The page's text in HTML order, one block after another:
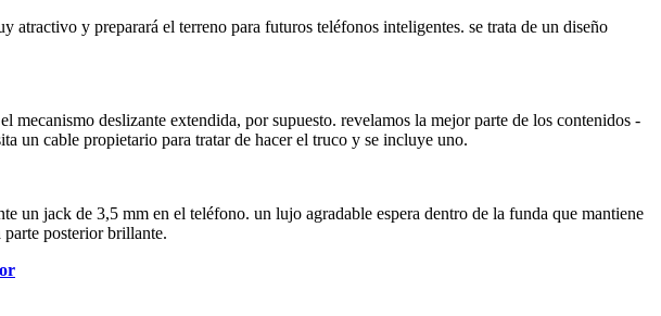
y preparará el terreno para futuros teléfonos inteligentes. se trata de un diseño
deslizante extendida, por supuesto. revelamos la mejor parte de los contenidos -
un cable propietario para tratar de hacer el truco y se incluye uno.
un jack de 3,5 mm en el teléfono. un lujo agradable espera dentro de la funda que mantiene
posterior brillante.